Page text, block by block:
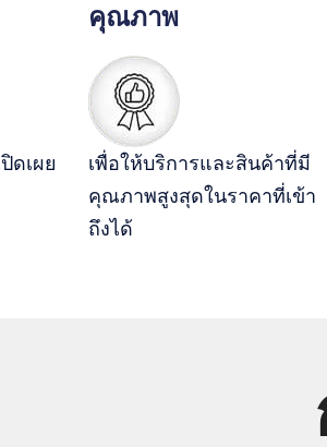
ดเผย
คุณภาพ
เพื่อให้บริการและสินค้าที่มี
คุณภาพสูงสุดในราคาที่เข้า
ถึงได้